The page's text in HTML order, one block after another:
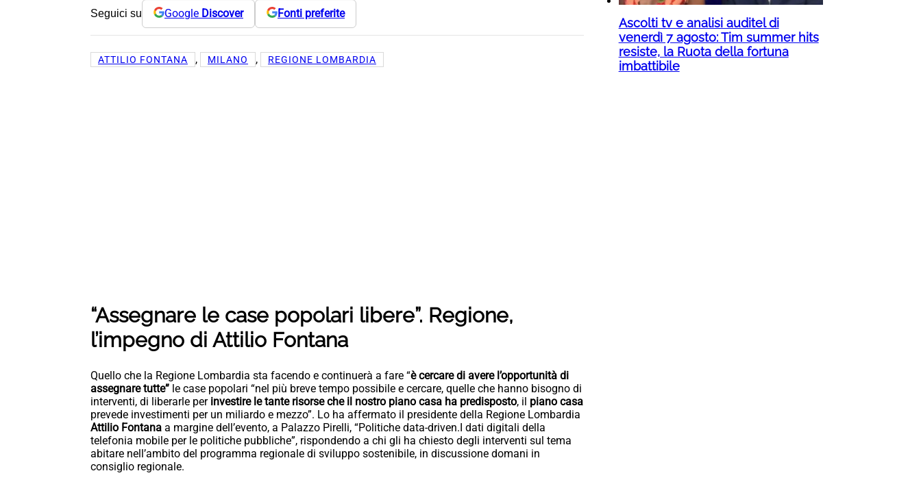
Seguici su Google Discover Fonti preferite
ATTILIO FONTANA , MILANO , REGIONE LOMBARDIA
“Assegnare le case popolari libere”. Regione,
l’impegno di Attilio Fontana
Quello che la Regione Lombardia sta facendo e continuerà a fare “è cercare di avere l’opportunità di
assegnare tutte” le case popolari “nel più breve tempo possibile e cercare, quelle che hanno bisogno di
interventi, di liberarle per investire le tante risorse che il nostro piano casa ha predisposto, il piano casa
prevede investimenti per un miliardo e mezzo”. Lo ha affermato il presidente della Regione Lombardia
Attilio Fontana a margine dell’evento, a Palazzo Pirelli, “Politiche data-driven.I dati digitali della
telefonia mobile per le politiche pubbliche”, rispondendo a chi gli ha chiesto degli interventi sul tema
abitare nell’ambito del programma regionale di sviluppo sostenibile, in discussione domani in
consiglio regionale.
Ascolti tv e analisi auditel di
venerdì 7 agosto: Tim summer hits
resiste, la Ruota della fortuna
imbattibile